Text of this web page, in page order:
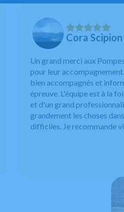
Cora Scipion
Un grand merci aux
pour leur
bien accompagnés et
épreuve. L'équipe est à la
et d'un grand
grandement les choses
difficiles. Je recommande